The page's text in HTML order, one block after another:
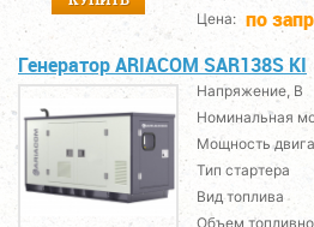
Цена: по
Генератор ARIACOM SAR138S KI
Напряжение, В
Номинальная
Мощность
Тип стартера
Вид топлива
Объем